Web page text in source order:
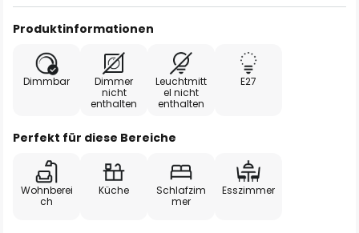
Produktinformationen
Dimmbar
Dimmer
nicht
enthalten
Leuchtmitt
el nicht
enthalten
E27
Perfekt für diese Bereiche
Wohnberei
ch
Küche
Schlafzim
mer
Esszimmer